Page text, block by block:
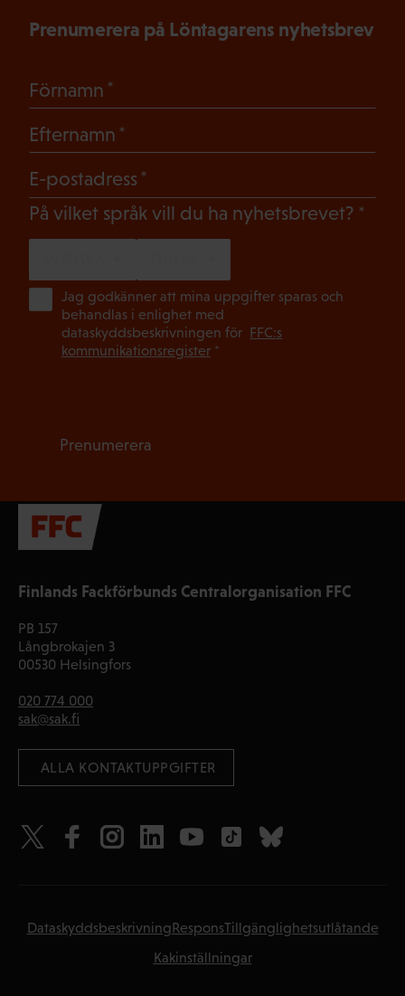
Finlands Fackförbunds Centralorganisation FFC
PB 157
Långbrokajen 3
00530 Helsingfors
020 774 000
sak@sak.fi
ALLA KONTAKTUPPGIFTER
Prenumerera på Löntagarens nyhetsbrev
Förnamn
Efternamn
E-postadress
På vilket språk vill du ha nyhetsbrevet?
Jag godkänner att mina uppgifter sparas och
behandlas i enlighet med
dataskyddsbeskrivningen för FFC:s
kommunikationsregister*
Prenumerera
DataskyddsbeskrivningResponsTillgänglighetsutlåtande
Kakinställningar